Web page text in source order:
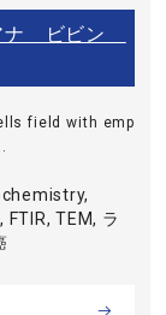
ナ ビビン
field with emp
TEM, ラ